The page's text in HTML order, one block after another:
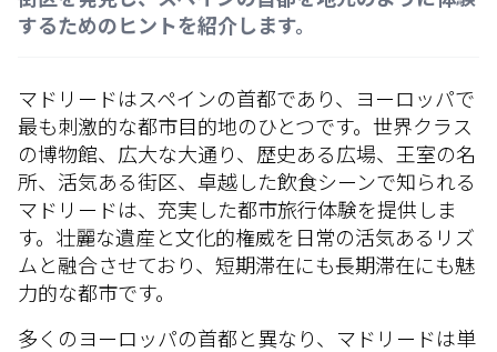
するためのヒントを紹介します。
マドリードはスペインの首都であり、ヨーロッパで
最も刺激的な都市目的地のひとつです。世界クラス
の博物館、広大な大通り、歴史ある広場、王室の名
所、活気ある街区、卓越した飲食シーンで知られる
マドリードは、充実した都市旅行体験を提供しま
す。壮麗な遺産と文化的権威を日常の活気あるリズ
ムと融合させており、短期滞在にも長期滞在にも魅
力的な都市です。
多くのヨーロッパの首都と異なり、マドリードは単